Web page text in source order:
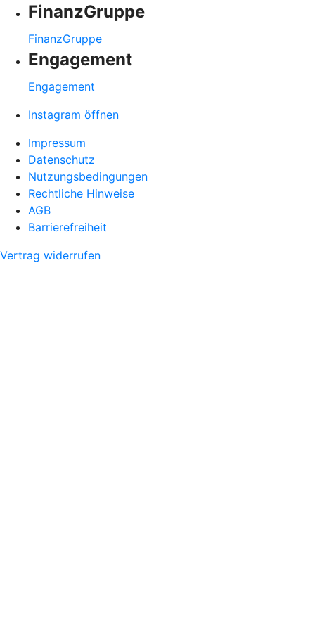
FinanzGruppe
FinanzGruppe
Engagement
Engagement
Instagram öffnen
Impressum
Datenschutz
Nutzungsbedingungen
Rechtliche Hinweise
AGB
Barrierefreiheit
Vertrag widerrufen